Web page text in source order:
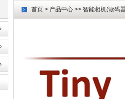
首页 > 产品中心 >> 智能相机(读码